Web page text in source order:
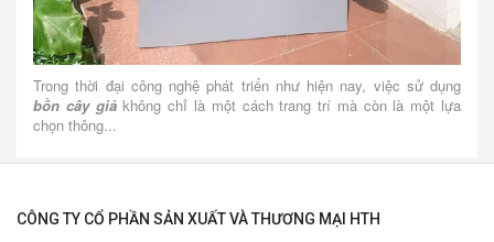
Trong thời đại công nghệ phát triển như hiện nay, việc sử dụng
bồn cây giảkhông chỉ là một cách trang trí mà còn là một lựa
chọn thông...
CÔNG TY CỔ PHẦN SẢN XUẤT VÀ THƯƠNG MẠI HTH